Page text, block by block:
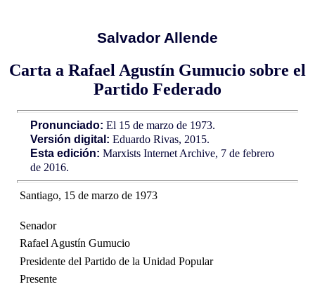
Salvador Allende
Carta a Rafael Agustín Gumucio sobre el
Partido Federado
Pronunciado: El 15 de marzo de 1973.
Versión digital: Eduardo Rivas, 2015.
Esta edición: Marxists Internet Archive, 7 de febrero
de 2016.
Santiago, 15 de marzo de 1973
Senador
Rafael Agustín Gumucio
Presidente del Partido de la Unidad Popular
Presente